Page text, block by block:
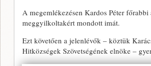
A megemlékezésen Kardos Péter
meggyilkoltakért mondott imát.
Ezt követően a jelenlévők – köztük
Hitközségek Szövetségének elnöke –